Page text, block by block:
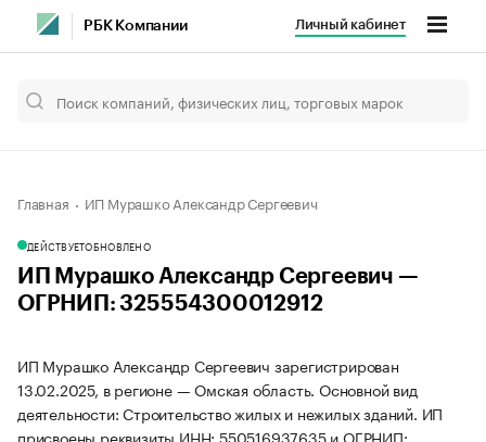
РБК Компании Личный кабинет
Главная ИП Мурашко Александр Сергеевич
ДЕЙСТВУЕТОБНОВЛЕНО
ИП Мурашко Александр Сергеевич —
ОГРНИП: 325554300012912
ИП Мурашко Александр Сергеевич зарегистрирован
13.02.2025, в регионе — Омская область. Основной вид
деятельности: Строительство жилых и нежилых зданий. ИП
присвоены реквизиты ИНН: 550516937635 и ОГРНИП: